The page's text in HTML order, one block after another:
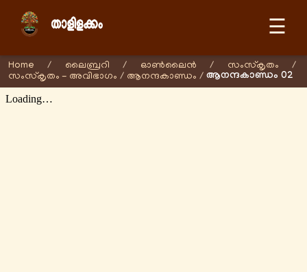
☰
Home / ലൈബ്രറി / ഓണ്‍ലൈന്‍ / സംസ്കൃതം
/
സംസ്കൃതം - അവിഭാഗം / ആനന്ദകാണ്ഡം / ആനന്ദകാണ്ഡം 02